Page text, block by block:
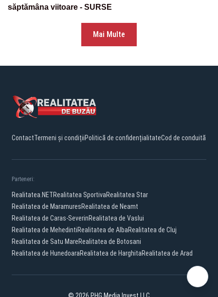
săptămâna viitoare - SURSE
Mai Multe
ContactTermeni și condițiiPolitică de confidențialitateCod de conduită
Parteneri:
Realitatea.NETRealitatea SportivaRealitatea Star
Realitatea de MaramuresRealitatea de Neamt
Realitatea de Caras-SeverinRealitatea de Vaslui
Realitatea de MehedintiRealitatea de AlbaRealitatea de Cluj
Realitatea de Satu MareRealitatea de Botosani
Realitatea de HunedoaraRealitatea de HarghitaRealitatea de Arad